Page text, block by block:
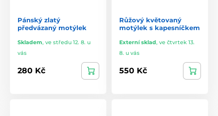
Pánský zlatý
předvázaný motýlek
Skladem, ve středu 12. 8. u
vás
280 Kč
Růžový květovaný
motýlek s kapesníčkem
Externí sklad, ve čtvrtek 13.
8. u vás
550 Kč